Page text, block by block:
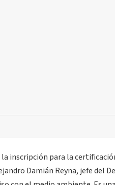
inscripción para la
Damián Reyna, jefe